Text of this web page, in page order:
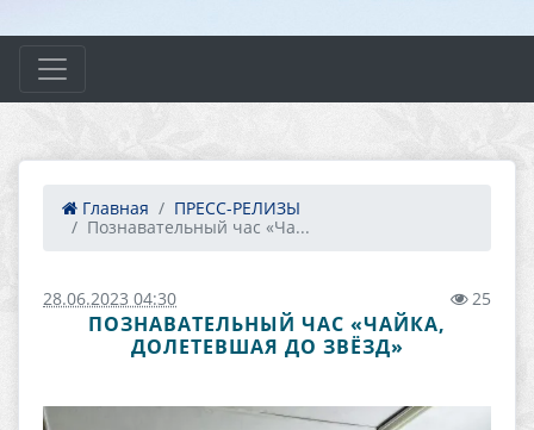
Главная
ПРЕСС-РЕЛИЗЫ
Познавательный час «Ча...
28.06.2023 04:30 25
ПОЗНАВАТЕЛЬНЫЙ ЧАС «ЧАЙКА,
ДОЛЕТЕВШАЯ ДО ЗВЁЗД»